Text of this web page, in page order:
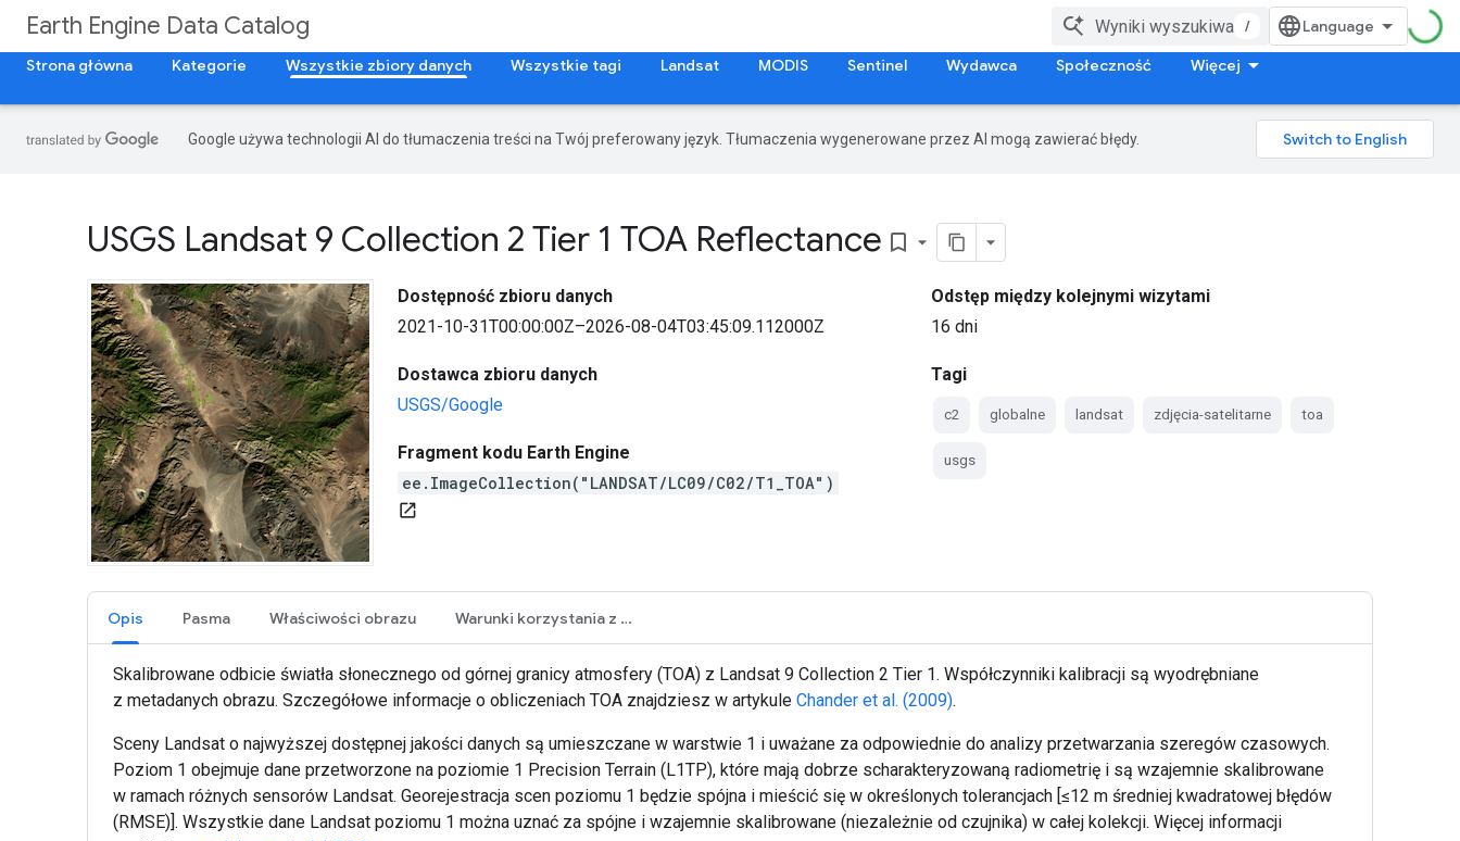
Earth Engine Data Catalog
/
Strona główna
Kategorie Wszystkie zbiory danych Wszystkie tagi Landsat MODIS Sentinel Wydawca Społeczność Więcej
Google używa technologii AI do tłumaczenia treści na Twój preferowany język. Tłumaczenia wygenerowane przez AI mogą zawierać błędy.
USGS Landsat 9 Collection 2 Tier 1 TOA Reflectance bookmark_border
Dostępność zbioru danych
2021-10-31T00:00:00Z–2026-08-04T03:45:09.112000Z
Dostawca zbioru danych
USGS/Google
Fragment kodu Earth Engine
ee.ImageCollection("LANDSAT/LC09/C02/T1_TOA")
open_in_new
Odstęp między kolejnymi wizytami
16 dni
Tagi
c2 globalne landsat zdjęcia-satelitarne toa
usgs
Opis Pasma Właściwości obrazu Warunki korzystania z usługi
Skalibrowane odbicie światła słonecznego od górnej granicy atmosfery (TOA) z Landsat 9 Collection 2 Tier 1. Współczynniki kalibracji są wyodrębniane
z metadanych obrazu. Szczegółowe informacje o obliczeniach TOA znajdziesz w artykule Chander et al. (2009).
Sceny Landsat o najwyższej dostępnej jakości danych są umieszczane w warstwie 1 i uważane za odpowiednie do analizy przetwarzania szeregów czasowych.
Poziom 1 obejmuje dane przetworzone na poziomie 1 Precision Terrain (L1TP), które mają dobrze scharakteryzowaną radiometrię i są wzajemnie skalibrowane
w ramach różnych sensorów Landsat. Georejestracja scen poziomu 1 będzie spójna i mieścić się w określonych tolerancjach [≤12 m średniej kwadratowej błędów
(RMSE)]. Wszystkie dane Landsat poziomu 1 można uznać za spójne i wzajemnie skalibrowane (niezależnie od czujnika) w całej kolekcji. Więcej informacji